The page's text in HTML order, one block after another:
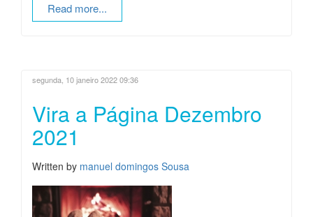
Read more...
segunda, 10 janeiro 2022 09:36
Vira a Página Dezembro
2021
Written by manuel domingos Sousa